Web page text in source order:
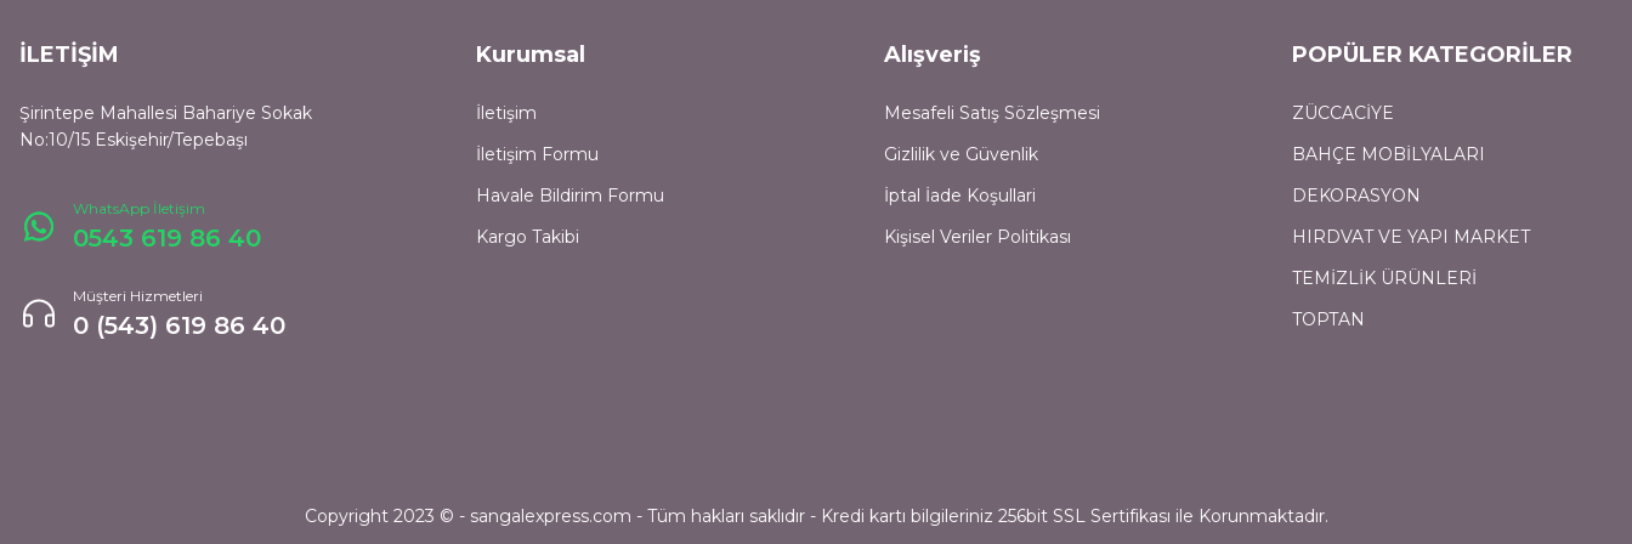
İLETİŞİM
Şirintepe Mahallesi Bahariye Sokak
No:10/15 Eskişehir/Tepebaşı
WhatsApp İletişim
0543 619 86 40
Müşteri Hizmetleri
0 (543) 619 86 40
Kurumsal
İletişim
İletişim Formu
Havale Bildirim Formu
Kargo Takibi
Alışveriş
Mesafeli Satış Sözleşmesi
Gizlilik ve Güvenlik
İptal İade Koşullari
Kişisel Veriler Politikası
POPÜLER KATEGORİLER
ZÜCCACİYE
BAHÇE MOBİLYALARI
DEKORASYON
HIRDVAT VE YAPI MARKET
TEMİZLİK ÜRÜNLERİ
TOPTAN
Copyright 2023 © - sangalexpress.com - Tüm hakları saklıdır - Kredi kartı bilgileriniz 256bit SSL Sertifikası ile Korunmaktadır.